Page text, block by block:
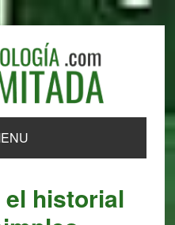
historial